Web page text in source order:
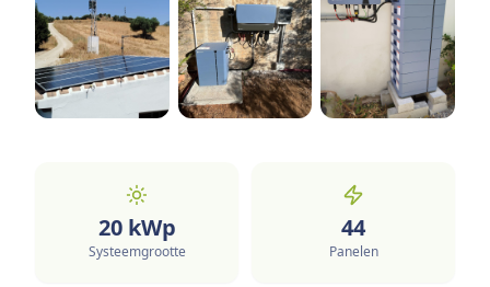
20kWp
Systeemgrootte
44
Panelen